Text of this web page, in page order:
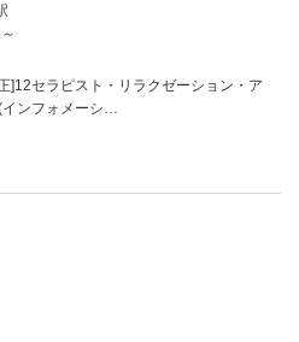
]12セラピスト・リラクゼーション・ア
ンフォメーシ…